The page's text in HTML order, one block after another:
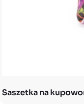
Saszetka na